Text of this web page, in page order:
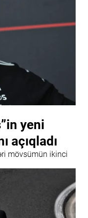
yeni
açıqladı
mövsümün ikinci